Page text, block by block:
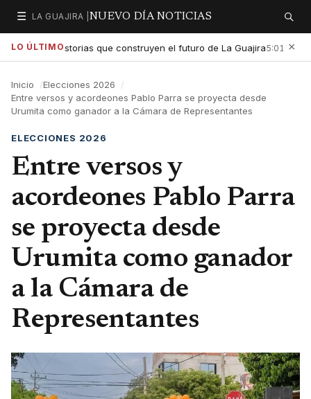
☰
Secciones
LA GUAJIRA | NUEVO DÍA NOTICIAS Buscar
LO ÚLTIMO
las historias que construyen el futuro de La Guajira5:01 PM ×
Inicio
Elecciones 2026
Entre versos y acordeones Pablo Parra se proyecta desde
Urumita como ganador a la Cámara de Representantes
ELECCIONES 2026
Entre versos y
acordeones Pablo Parra
se proyecta desde
Urumita como ganador
a la Cámara de
Representantes